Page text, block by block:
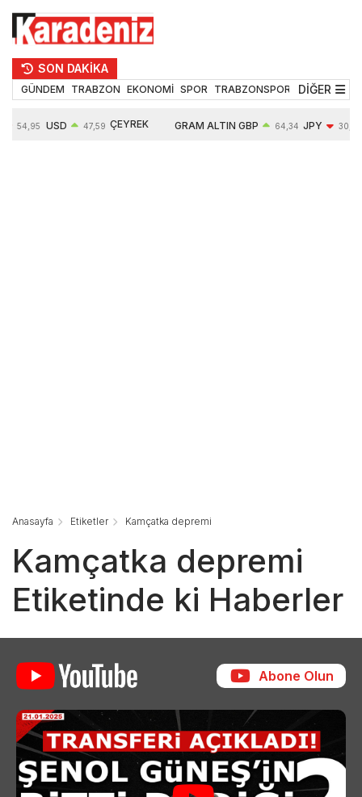
SON DAKİKA
GÜNDEM TRABZON EKONOMİ SPOR TRABZONSPOR TEKNOLOJİ
DİĞER
54,95 USD 47,59 ÇEYREK GRAM ALTIN GBP 64,34 JPY 30,18
Anasayfa Etiketler Kamçatka depremi
Kamçatka depremi
Etiketinde ki Haberler
Abone Olun